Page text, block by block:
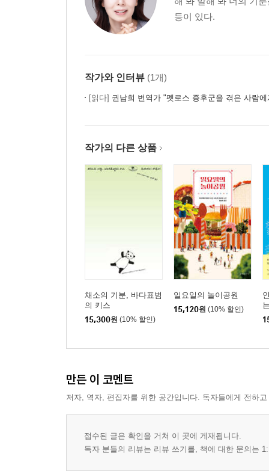
등이 있다.
작가와 인터뷰 (1개)
[읽다] 권남희 번역가 "펫로스 증후군을 겪은 사람
작가의 다른 상품
채소의 기분, 바다표범
의 키스
15,300원 (10% 할인)
일요일의 놀이공원
15,120원 (10% 할인)
만든 이 코멘트
저자, 역자, 편집자를 위한 공간입니다. 독자들에게 전하
접수된 글은 확인을 거쳐 이 곳에 게재됩니다.
독자 분들의 리뷰는 리뷰 쓰기를, 책에 대한 문의는